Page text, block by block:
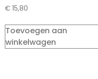
€ 15,80
Toevoegen aan
winkelwagen